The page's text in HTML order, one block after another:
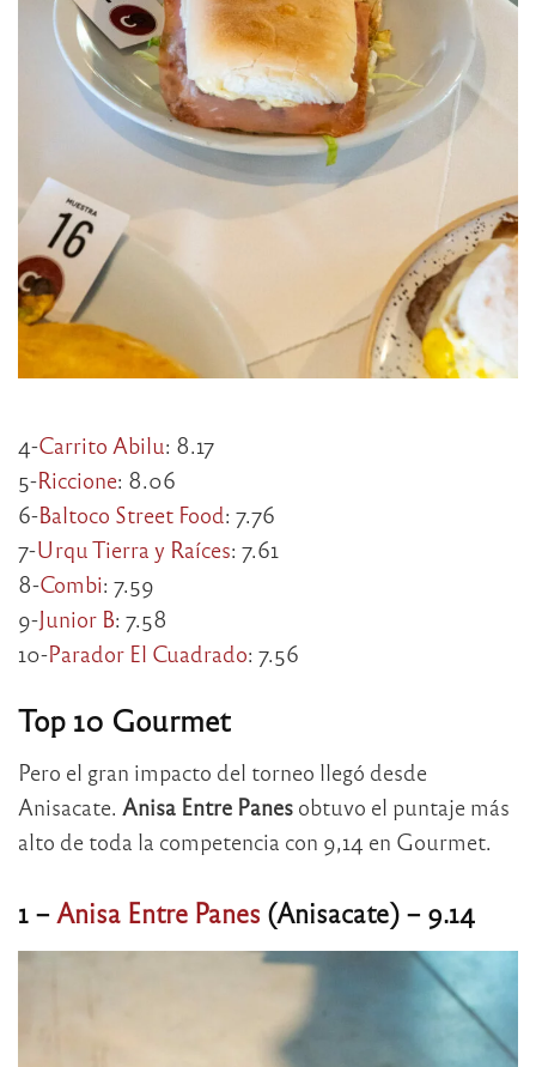
4-Carrito Abilu: 8.17
5-Riccione: 8.06
6-Baltoco Street Food: 7.76
7-Urqu Tierra y Raíces: 7.61
8-Combi: 7.59
9-Junior B: 7.58
10-Parador El Cuadrado: 7.56
Top 10 Gourmet
Pero el gran impacto del torneo llegó desde
Anisacate. Anisa Entre Panes obtuvo el puntaje más
alto de toda la competencia con 9,14 en Gourmet.
1 – Anisa Entre Panes (Anisacate) – 9.14